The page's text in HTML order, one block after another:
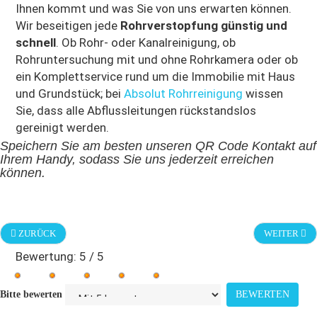
Ihnen kommt und was Sie von uns erwarten können.
Wir beseitigen jede Rohrverstopfung günstig und
schnell. Ob Rohr- oder Kanalreinigung, ob
Rohruntersuchung mit und ohne Rohrkamera oder ob
ein Komplettservice rund um die Immobilie mit Haus
und Grundstück; beiAbsolut Rohrreinigung wissen
Sie, dass alle Abflussleitungen rückstandslos
gereinigt werden.
Speichern Sie am besten unseren QR Code Kontakt auf
Ihrem Handy, sodass Sie uns jederzeit erreichen
können.
ZURÜCK WEITER
Bewertung: 5 / 5
Bitte bewerten